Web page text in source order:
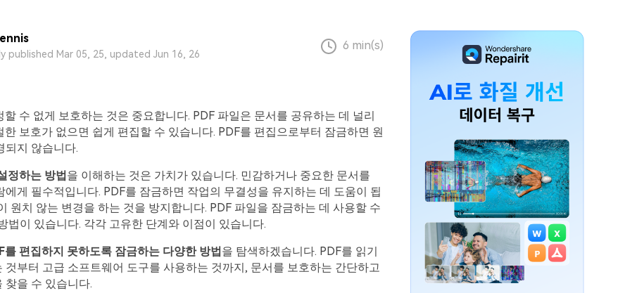
published Mar 05, 25, updated Jun 16, 26
6 min(s)
할 수 없게 보호하는 것은 중요합니다. PDF 파일은 문서를 공유하는 데 널리
한 보호가 없으면 쉽게 편집할 수 있습니다. PDF를 편집으로부터 잠금하면 원
되지 않습니다.
정하는 방법을 이해하는 것은 가치가 있습니다. 민감하거나 중요한 문서를
에게 필수적입니다. PDF를 잠금하면 작업의 무결성을 유지하는 데 도움이 됩
원치 않는 변경을 하는 것을 방지합니다. PDF 파일을 잠금하는 데 사용할 수
법이 있습니다. 각각 고유한 단계와 이점이 있습니다.
를 편집하지 못하도록 잠금하는 다양한 방법을 탐색하겠습니다. PDF를 읽기
것부터 고급 소프트웨어 도구를 사용하는 것까지, 문서를 보호하는 간단하고
찾을 수 있습니다.